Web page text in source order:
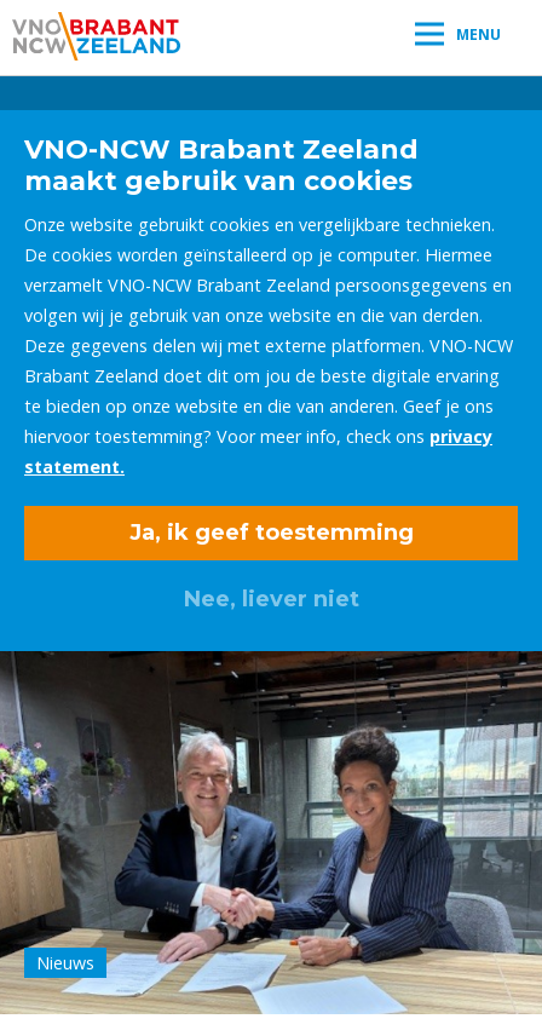
MENU
VNO-NCW Brabant Zeeland
maakt gebruik van cookies
Onze website gebruikt cookies en vergelijkbare technieken.
De cookies worden geïnstalleerd op je computer. Hiermee
verzamelt VNO-NCW Brabant Zeeland persoonsgegevens en
volgen wij je gebruik van onze website en die van derden.
Deze gegevens delen wij met externe platformen. VNO-NCW
Brabant Zeeland doet dit om jou de beste digitale ervaring
te bieden op onze website en die van anderen. Geef je ons
hiervoor toestemming? Voor meer info, check ons privacy
statement.
Ja, ik geef toestemming
Nee, liever niet
Nieuws